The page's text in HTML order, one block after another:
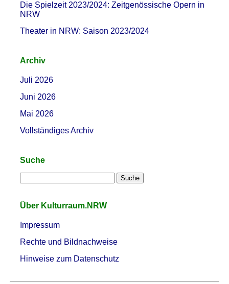
Die Spielzeit 2023/2024: Zeitgenössische Opern in
NRW
Theater in NRW: Saison 2023/2024
Archiv
Juli 2026
Juni 2026
Mai 2026
Vollständiges Archiv
Suche
Über Kulturraum.NRW
Impressum
Rechte und Bildnachweise
Hinweise zum Datenschutz